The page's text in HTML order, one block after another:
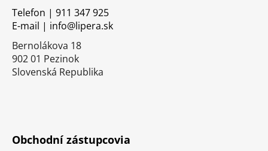
Telefon | 911 347 925
E-mail | info@lipera.sk
Bernolákova 18
902 01 Pezinok
Slovenská Republika
Obchodní zástupcovia